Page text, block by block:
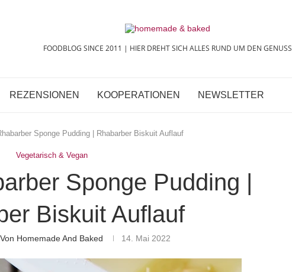
FOODBLOG SINCE 2011 | HIER DREHT SICH ALLES RUND UM DEN GENUSS
REZENSIONEN KOOPERATIONEN NEWSLETTER
Sponge Pudding | Rhabarber Biskuit Auflauf
Vegetarisch & Vegan
Sponge Pudding |
Biskuit Auflauf
Homemade And Baked 14. Mai 2022